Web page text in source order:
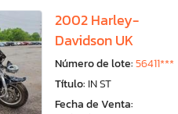
2002 Harley-
Davidson UK
Número de lote:56411***
Título: IN ST
Fecha de Venta: